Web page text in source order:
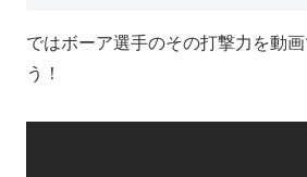
ではボーア選手のその打撃力を動
う！